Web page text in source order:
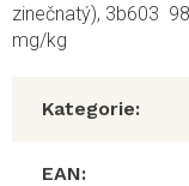
zinečnatý), 3b603
mg/kg
Kategorie:
EAN: